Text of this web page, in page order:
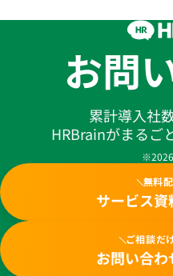
お問
累計導入社
HRBrainがまるご
無料
サービス資
ご相談だ
お問い合わ